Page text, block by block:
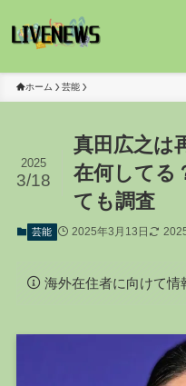
ホーム 芸能
真田広之は
在何してる
ても調査
2025
3/18
芸能 2025年3月13日
海外在住者に向けて情